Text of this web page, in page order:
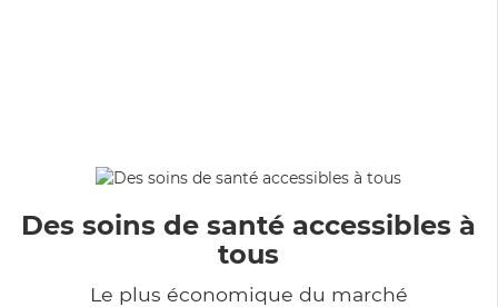
Des soins de santé accessibles à
tous
Le plus économique du marché